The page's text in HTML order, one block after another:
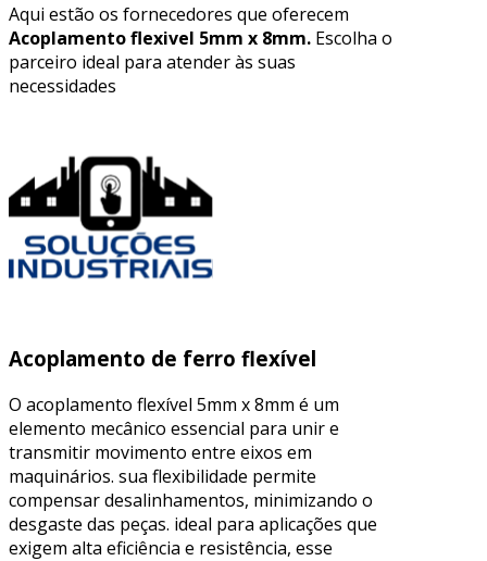
Aqui estão os fornecedores que oferecem
Acoplamento flexivel 5mm x 8mm. Escolha o
parceiro ideal para atender às suas
necessidades
Acoplamento de ferro flexível
O acoplamento flexível 5mm x 8mm é um
elemento mecânico essencial para unir e
transmitir movimento entre eixos em
maquinários. sua flexibilidade permite
compensar desalinhamentos, minimizando o
desgaste das peças. ideal para aplicações que
exigem alta eficiência e resistência, esse